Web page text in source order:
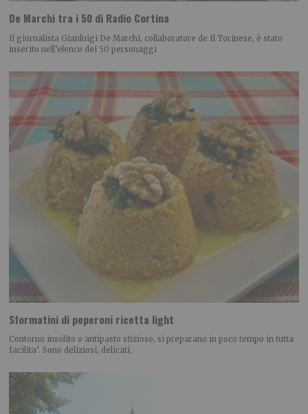
De Marchi tra i 50 di Radio Cortina
Il giornalista Gianluigi De Marchi, collaboratore de Il Torinese, è stato
inserito nell’elenco dei 50 personaggi
Sformatini di peperoni ricetta light
Contorno insolito o antipasto sfizioso, si preparano in poco tempo in tutta
facilita’. Sono deliziosi, delicati,